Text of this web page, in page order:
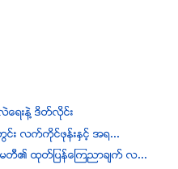
လဲေရးနဲ႔ ဒိတ္လိုင္း
း လက္ကိုင္ဖုန္းႏႇင့္ အ႐...
ာ္မတီ၏ ထုတ္ျပန္ေၾကညာခ်က္ လ...